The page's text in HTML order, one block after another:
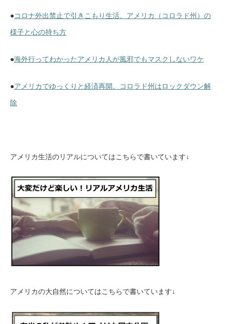
●コロナ外出禁止で引きこもり生活。アメリカ（コロラド州）の
様子と心の持ち方
●海外行ってわかったアメリカ人が風邪でもマスクしないワケ
●アメリカでゆっくりと経済再開。コロラド州はロックダウン解
除
アメリカ生活のリアルについてはこちらで書いています↓
アメリカの大自然についてはこちらで書いています↓